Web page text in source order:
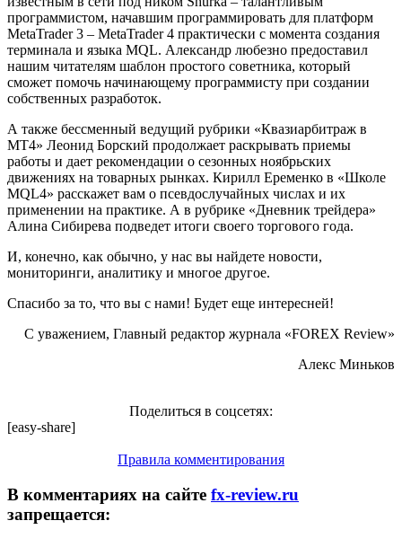
программистом, начавшим программировать для платформ
MetaTrader 3 – MetaTrader 4 практически с момента создания
терминала и языка MQL. Александр любезно предоставил
нашим читателям шаблон простого советника, который
сможет помочь начинающему программисту при создании
собственных разработок.
А также бессменный ведущий рубрики «Квазиарбитраж в
МТ4» Леонид Борский продолжает раскрывать приемы
работы и дает рекомендации о сезонных ноябрьских
движениях на товарных рынках. Кирилл Еременко в «Школе
MQL4» расскажет вам о псевдослучайных числах и их
применении на практике. А в рубрике «Дневник трейдера»
Алина Сибирева подведет итоги своего торгового года.
И, конечно, как обычно, у нас вы найдете новости,
мониторинги, аналитику и многое другое.
Спасибо за то, что вы с нами! Будет еще интересней!
С уважением, Главный редактор журнала «FOREX Review»
Алекс Миньков
Поделиться в соцсетях:
[easy-share]
Правила комментирования
В комментариях на сайте fx-review.ru
запрещается: